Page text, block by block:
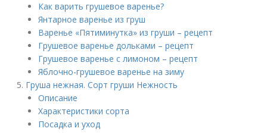
Как варить грушевое варенье?
Янтарное варенье из груш
Варенье «Пятиминутка» из груши – рецепт
Грушевое варенье дольками – рецепт
Грушевое варенье с лимоном – рецепт
Яблочно-грушевое варенье на зиму
Груша нежная. Сорт груши Нежность
Описание
Характеристики сорта
Посадка и уход